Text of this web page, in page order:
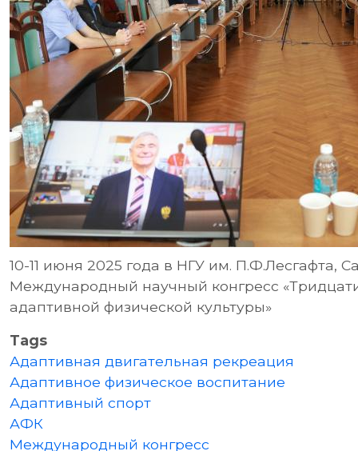
10-11 июня 2025 года в НГУ им. П.Ф.Лесгафта,
Международный научный конгресс
адаптивной физической культуры»
Tags
Адаптивная двигательная рекреация
Адаптивное физическое воспитание
Адаптивный спорт
АФК
Международный конгресс